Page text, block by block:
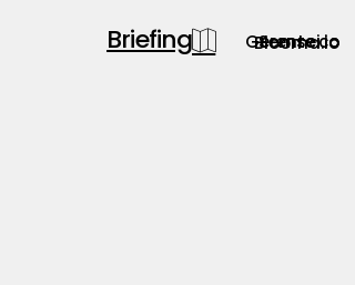
Briefing Blooma.io
Semsei.io
Gerente.co